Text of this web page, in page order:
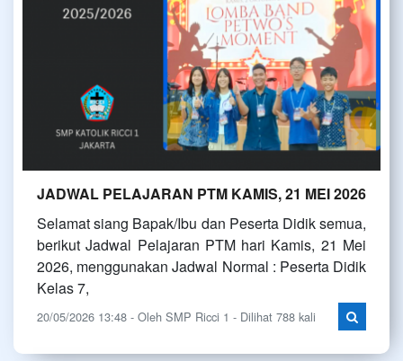
JADWAL PELAJARAN PTM KAMIS, 21 MEI 2026
Selamat siang Bapak/Ibu dan Peserta Didik semua,
berikut Jadwal Pelajaran PTM hari Kamis, 21 Mei
2026, menggunakan Jadwal Normal : Peserta Didik
Kelas 7,
20/05/2026 13:48 - Oleh SMP Ricci 1 - Dilihat 788 kali